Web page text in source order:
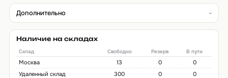
Дополнительно
Наличие на складах
Склад Свободно Резерв В пути
Москва 13 0
0
Удаленный склад
300 0 0